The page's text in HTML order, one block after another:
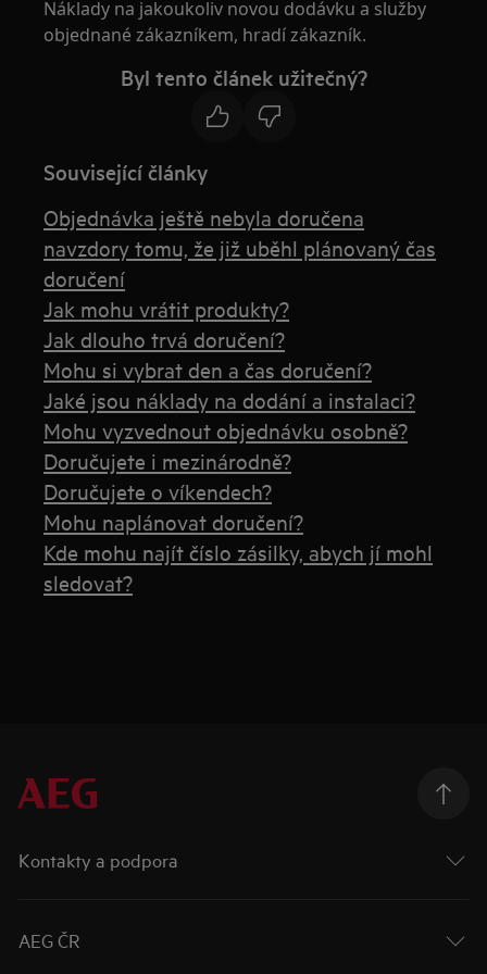
Náklady na jakoukoliv novou dodávku a služby
objednané zákazníkem, hradí zákazník.
Byl tento článek užitečný?
Související články
Objednávka ještě nebyla doručena
navzdory tomu, že již uběhl plánovaný čas
doručení
Jak mohu vrátit produkty?
Jak dlouho trvá doručení?
Mohu si vybrat den a čas doručení?
Jaké jsou náklady na dodání a instalaci?
Mohu vyzvednout objednávku osobně?
Doručujete i mezinárodně?
Doručujete o víkendech?
Mohu naplánovat doručení?
Kde mohu najít číslo zásilky, abych jí mohl
sledovat?
Kontakty a podpora
AEG ČR